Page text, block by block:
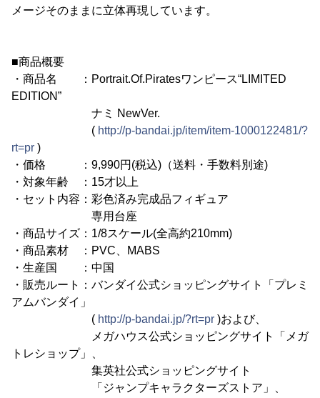
メージそのままに立体再現しています。
■商品概要
・商品名 ：Portrait.Of.Piratesワンピース“LIMITED
EDITION”
ナミ NewVer.
( http://p-bandai.jp/item/item-1000122481/?
rt=pr )
・価格 ：9,990円(税込)（送料・手数料別途)
・対象年齢 ：15才以上
・セット内容：彩色済み完成品フィギュア
専用台座
・商品サイズ：1/8スケール(全高約210mm)
・商品素材 ：PVC、MABS
・生産国 ：中国
・販売ルート：バンダイ公式ショッピングサイト「プレミ
アムバンダイ」
( http://p-bandai.jp/?rt=pr )および、
メガハウス公式ショッピングサイト「メガ
トレショップ」、
集英社公式ショッピングサイト
「ジャンプキャラクターズストア」、